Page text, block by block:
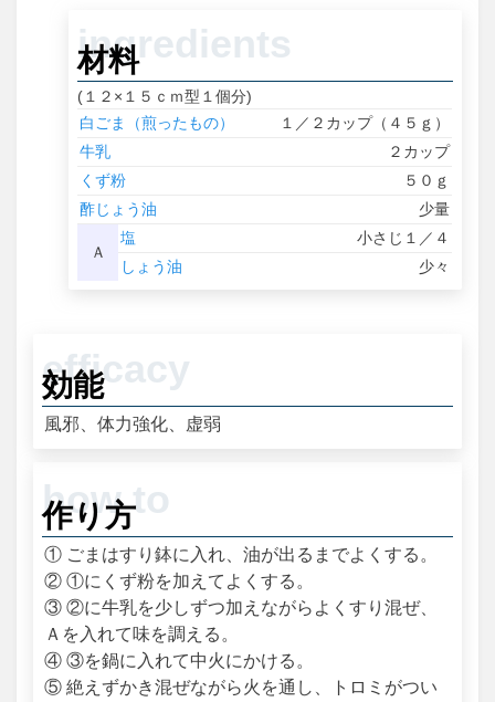
材料
(１２×１５ｃｍ型１個分)
白ごま（煎ったもの）
１／２カップ（４５ｇ）
牛乳
２カップ
くず粉
５０ｇ
酢じょう油
少量
Ａ
塩
小さじ１／４
しょう油
少々
効能
風邪、体力強化、虚弱
作り方
① ごまはすり鉢に入れ、油が出るまでよくする。
② ①にくず粉を加えてよくする。
③ ②に牛乳を少しずつ加えながらよくすり混ぜ、
Ａを入れて味を調える。
④ ③を鍋に入れて中火にかける。
⑤ 絶えずかき混ぜながら火を通し、トロミがつい